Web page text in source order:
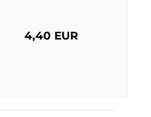
4,40 EUR